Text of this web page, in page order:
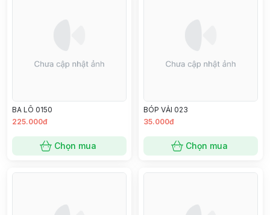
BA LÔ 0150
225.000đ
Chọn mua
BÓP VẢI 023
35.000đ
Chọn mua